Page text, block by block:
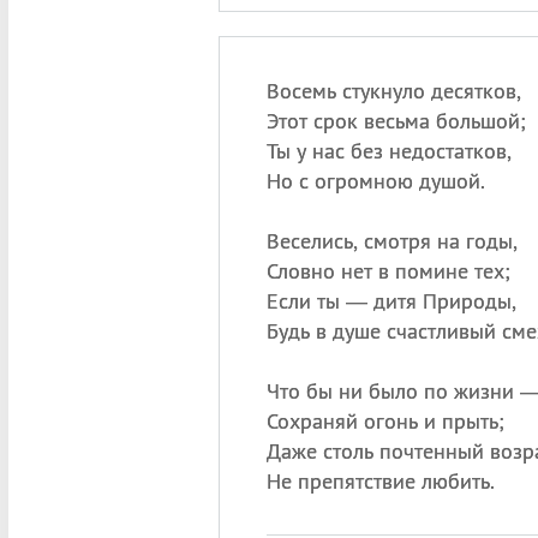
Восемь стукнуло десятков,
Этот срок весьма большой;
Ты у нас без недостатков,
Но с огромною душой.
Веселись, смотря на годы,
Словно нет в помине тех;
Если ты — дитя Природы,
Будь в душе счастливый
Что бы ни было по жизни
Сохраняй огонь и прыть;
Даже столь почтенный
Не препятствие любить.